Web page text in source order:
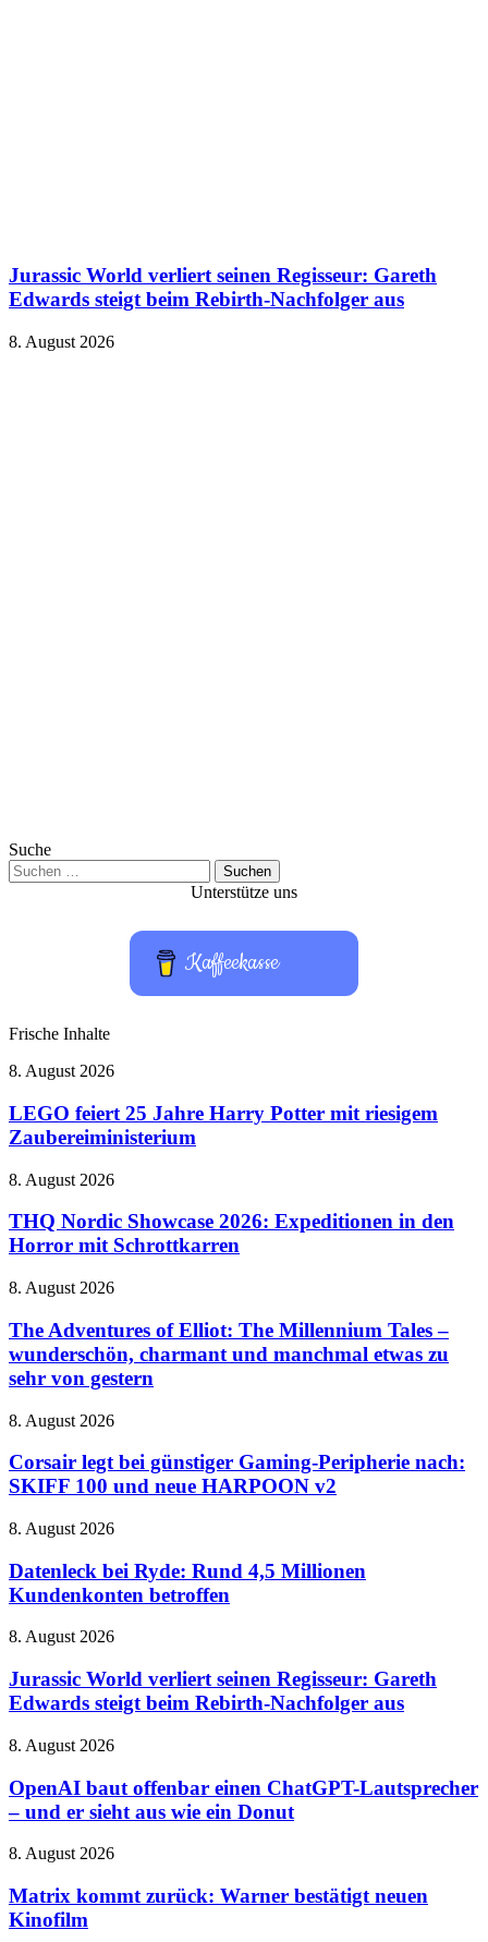
Jurassic World verliert seinen Regisseur: Gareth
Edwards steigt beim Rebirth-Nachfolger aus
8. August 2026
Suche
Suchen
nach:
Unterstütze uns
Kaffeekasse
Frische Inhalte
LEGO
25
Jahre
Harry
mit
Zaubereiministerium
8. August 2026
LEGO feiert 25 Jahre Harry Potter mit riesigem
Zaubereiministerium
THQ
Showcase
2026:
Expeditionen
den
mit
Schrottkarren
8. August 2026
THQ Nordic Showcase 2026: Expeditionen in den
Horror mit Schrottkarren
The
of
Elliot:
The
Millennium
–
charmant
und
etwas
sehr
von
gestern
8. August 2026
The Adventures of Elliot: The Millennium Tales –
wunderschön, charmant und manchmal etwas zu
sehr von gestern
Corsair
bei
günstiger
Gaming-
nach:
100
und
HARPOON
8. August 2026
Corsair legt bei günstiger Gaming-Peripherie nach:
SKIFF 100 und neue HARPOON v2
Datenleck
Ryde:
Rund
4,5
Kundenkonten
8. August 2026
Datenleck bei Ryde: Rund 4,5 Millionen
Kundenkonten betroffen
Jurassic
verliert
seinen
Regisseur:
Edwards
beim
Rebirth-
aus
8. August 2026
Jurassic World verliert seinen Regisseur: Gareth
Edwards steigt beim Rebirth-Nachfolger aus
OpenAI
offenbar
einen
ChatGPT-
–
er
sieht
8. August 2026
OpenAI baut offenbar einen ChatGPT-Lautsprecher
– und er sieht aus wie ein Donut
Matrix
zurück:
Warner
bestätigt
8. August 2026
Matrix kommt zurück: Warner bestätigt neuen
Kinofilm